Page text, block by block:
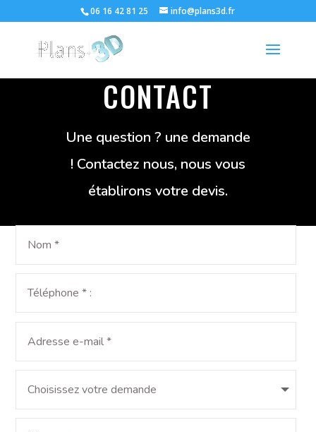
06 16 42 81 25 info@plans3d.fr
CONTACT
Une question ? une demande
! Contactez nous, nous vous
établirons votre devis.